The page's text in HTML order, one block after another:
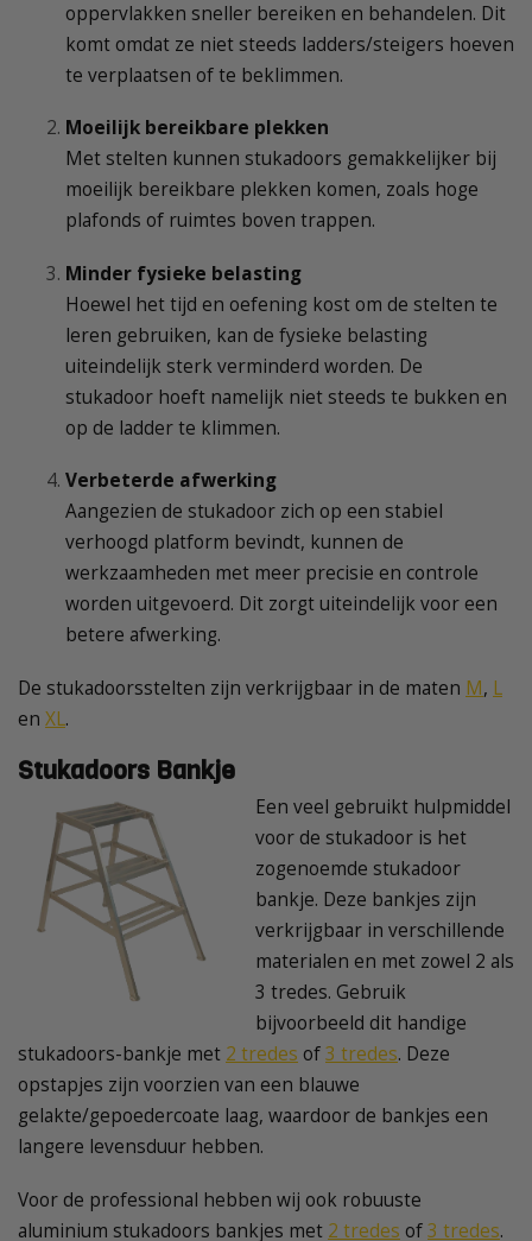
oppervlakken sneller bereiken en behandelen. Dit
komt omdat ze niet steeds ladders/steigers hoeven
te verplaatsen of te beklimmen.
Moeilijk bereikbare plekken
Met stelten kunnen stukadoors gemakkelijker bij
moeilijk bereikbare plekken komen, zoals hoge
plafonds of ruimtes boven trappen.
Minder fysieke belasting
Hoewel het tijd en oefening kost om de stelten te
leren gebruiken, kan de fysieke belasting
uiteindelijk sterk verminderd worden. De
stukadoor hoeft namelijk niet steeds te bukken en
op de ladder te klimmen.
Verbeterde afwerking
Aangezien de stukadoor zich op een stabiel
verhoogd platform bevindt, kunnen de
werkzaamheden met meer precisie en controle
worden uitgevoerd. Dit zorgt uiteindelijk voor een
betere afwerking.
De stukadoorsstelten zijn verkrijgbaar in de maten M, L
en XL.
Stukadoors Bankje
Een veel gebruikt hulpmiddel
voor de stukadoor is het
zogenoemde stukadoor
bankje. Deze bankjes zijn
verkrijgbaar in verschillende
materialen en met zowel 2 als
3 tredes. Gebruik
bijvoorbeeld dit handige
stukadoors-bankje met 2 tredes of3 tredes. Deze
opstapjes zijn voorzien van een blauwe
gelakte/gepoedercoate laag, waardoor de bankjes een
langere levensduur hebben.
Voor de professional hebben wij ook robuuste
aluminium stukadoors bankjes met 2 tredes of3 tredes.